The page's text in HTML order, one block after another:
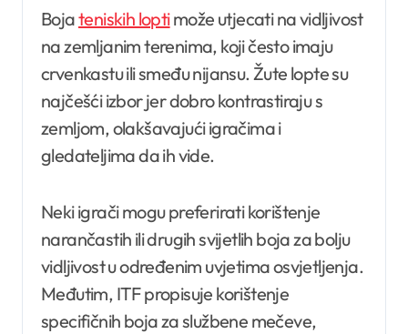
Bojateniskih loptimože utjecati na vidljivost
na zemljanim terenima, koji često imaju
crvenkastu ili smeđu nijansu. Žute lopte su
najčešći izbor jer dobro kontrastiraju s
zemljom, olakšavajući igračima i
gledateljima da ih vide.
Neki igrači mogu preferirati korištenje
narančastih ili drugih svijetlih boja za bolju
vidljivost u određenim uvjetima osvjetljenja.
Međutim, ITF propisuje korištenje
specifičnih boja za službene mečeve,